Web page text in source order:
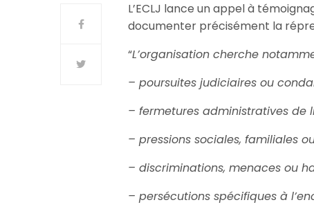
L’ECLJ lance un appel à
documenter précisément la
“L’organisation cherche
– poursuites judiciaires ou
– fermetures administratives de
– pressions sociales, familiales
– discriminations, menaces ou
– persécutions spécifiques à